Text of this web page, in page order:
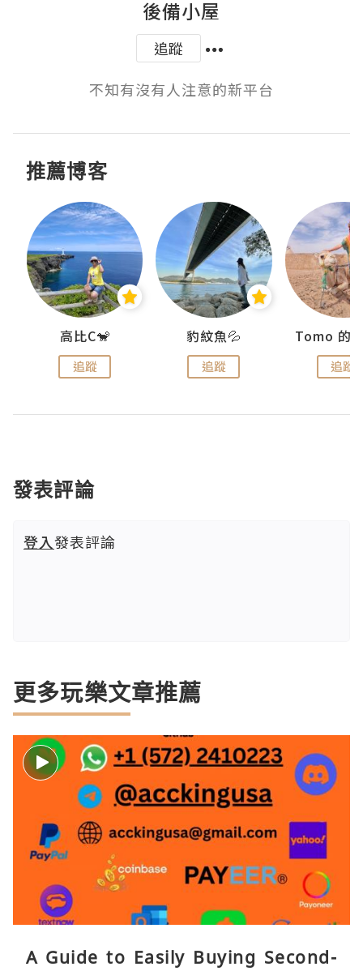
後備小屋
追蹤
不知有沒有人注意的新平台
推薦博客
高比C🐒
追蹤
豹紋魚💦
追蹤 追蹤
發表評論
登入發表評論
更多玩樂文章推薦
A Guide to Easily Buying Second-